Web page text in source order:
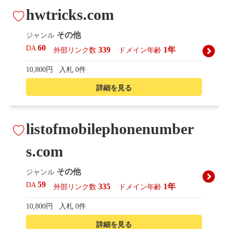
詳細を見る
hwtricks.com
ジャンル その他
DA60 外部リンク数 339 ドメイン年齢 1年
10,800円 入札 0件
詳細を見る
listofmobilephonenumber
s.com
ジャンル その他
DA59 外部リンク数 335 ドメイン年齢 1年
10,800円 入札 0件